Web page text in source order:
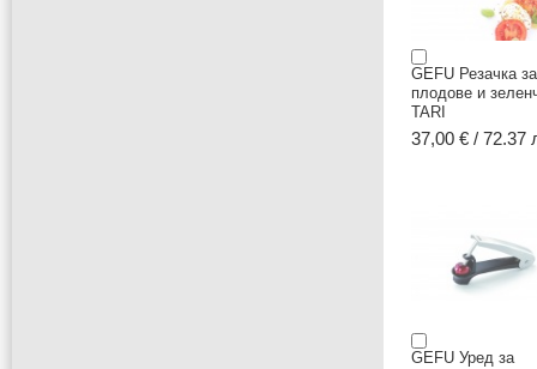
GEFU Резачка за
плодове и
TARI
37,00 € / 72.37
GEFU Уред за